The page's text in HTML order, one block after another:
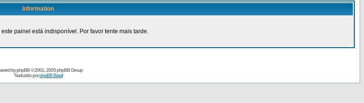
Information
painel está indisponível. Por favor tente mais tarde.
byphpBB© 2001, 2005 phpBB Group
Traduzido porphpBB Brasil